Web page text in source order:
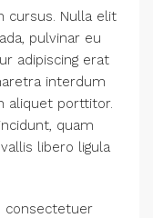
cursus. Nulla elit
pulvinar eu
adipiscing erat
interdum
aliquet porttitor.
quam
libero ligula
consectetuer